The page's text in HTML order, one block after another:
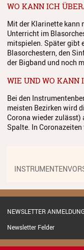
WO KANN ICH
Mit der Klarinette kann
Unterricht im
mitspielen. Später gibt
Blasorchestern, den
der Bigband und noch
WIE UND WO KANN
Bei den
meisten Bezirken wird
Corona wieder zulässt)
Spalte. In
NEWSLETTER
Newsletter Felder